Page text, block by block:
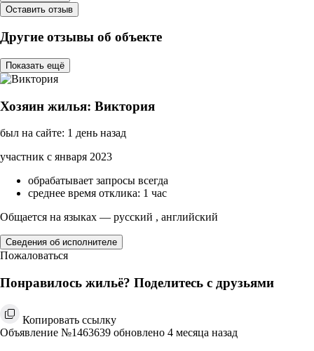
Оставить отзыв
Другие отзывы об объекте
Показать ещё
Хозяин жилья: Виктория
был на сайте: 1 день назад
участник с января 2023
обрабатывает запросы всегда
среднее время отклика: 1 час
Общается на языках — русский , английский
Сведения об исполнителе
Пожаловаться
Понравилось жильё? Поделитесь с друзьями
Копировать ссылку
Объявление №1463639 обновлено 4 месяца назад